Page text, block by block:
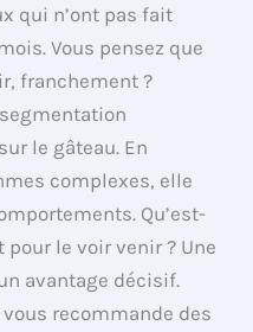
qui n’ont pas fait
Vous pensez que
franchement ?
le gâteau. En
complexes, elle
Qu’est-
pour le voir venir ? Une
avantage décisif.
recommande des